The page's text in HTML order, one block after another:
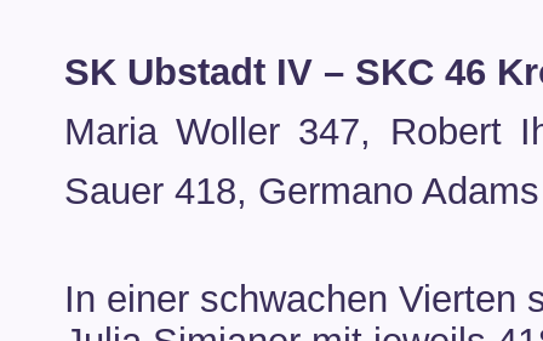
SK Ubstadt IV – SKC 46
Maria Woller 347, Robert
Sauer 418, Germano
In einer schwachen Vierten